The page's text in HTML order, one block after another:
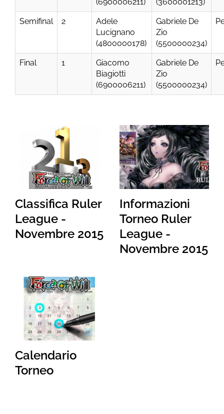
Semifinal 2
Adele
Lucignano
(4800000178)
Gabriele De
Zio
(5500000234)
Final 1
Giacomo
Biagiotti
(6900006211)
Gabriele De
Zio
(5500000234)
Classifica Ruler
League -
Novembre 2015
Informazioni
Torneo Ruler
League -
Novembre 2015
Calendario
Torneo